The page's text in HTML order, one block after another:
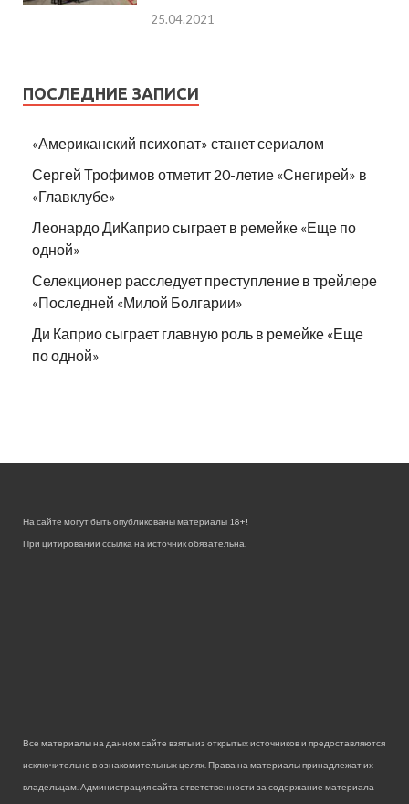
25.04.2021
ПОСЛЕДНИЕ ЗАПИСИ
«Американский психопат» станет сериалом
Сергей Трофимов отметит 20-летие «Снегирей» в
«Главклубе»
Леонардо ДиКаприо сыграет в ремейке «Еще по
одной»
Селекционер расследует преступление в трейлере
«Последней «Милой Болгарии»
Ди Каприо сыграет главную роль в ремейке «Еще
по одной»
На сайте могут быть опубликованы материалы 18+!
При цитировании ссылка на источник обязательна.
Все материалы на данном сайте взяты из открытых источников и предоставляются
исключительно в ознакомительных целях. Права на материалы принадлежат их
владельцам. Администрация сайта ответственности за содержание материала